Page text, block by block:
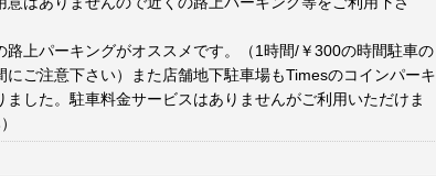
路上パーキングがオススメです。（1時間/￥300の時間駐車の
にご注意下さい）また店舗地下駐車場もTimesのコインパーキ
ました。駐車料金サービスはありませんがご利用いただけま